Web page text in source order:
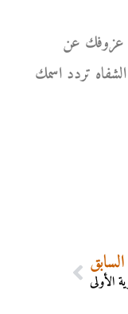
عزوفك عن
الشفاه تردد اسمك
السابق
الأولى